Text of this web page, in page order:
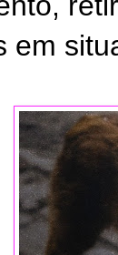
em